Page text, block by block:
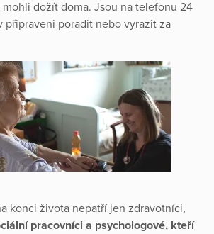
dožít doma. Jsou na telefonu 24
připraveni poradit nebo vyrazit za
konci života nepatří jen zdravotníci,
pracovníci a psychologové, kteří